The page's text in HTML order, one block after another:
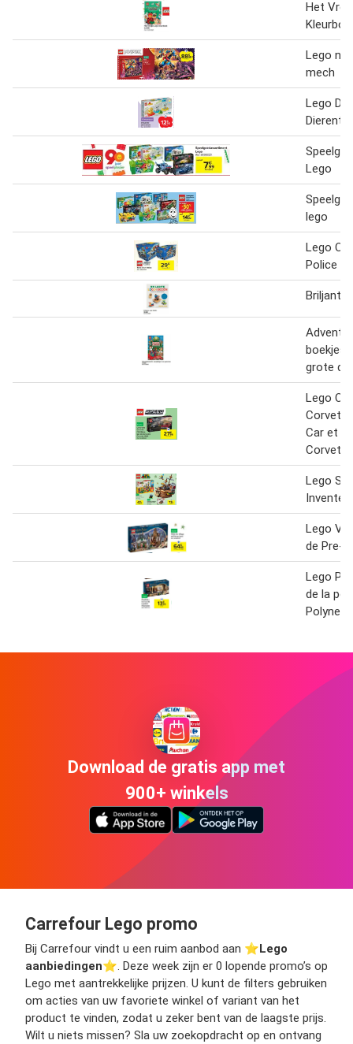
Het
Lego
mech
Lego
Lego
lego
Lego
Police
Briljante
boekjes
grote
Lego
Corvette
Car et
Lego
Invente
Lego
de Pre-
Lego
de la
Download de gratis app met
900+ winkels
Carrefour Lego promo
Bij Carrefour vindt u een ruim aanbod aan ⭐️Lego
aanbiedingen⭐️. Deze week zijn er 0 lopende promo’s op
Lego met aantrekkelijke prijzen. U kunt de filters gebruiken
om acties van uw favoriete winkel of variant van het
product te vinden, zodat u zeker bent van de laagste prijs.
Wilt u niets missen? Sla uw zoekopdracht op en ontvang